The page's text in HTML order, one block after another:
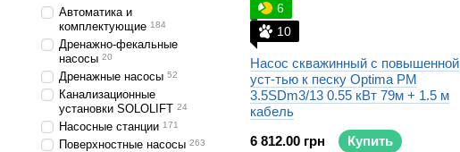
6
10
Насос скважинный с повышенной
уст-тью к песку Optima PM
3.5SDm3/13 0.55 кВт 79м + 1.5 м
кабель
6 812.00 грн
Купить
Автоматика и
комплектующие 184
Дренажно-фекальные
насосы 20
Дренажные насосы 52
Канализационные
установки SOLOLIFT 24
Насосные станции 171
Поверхностные насосы 263